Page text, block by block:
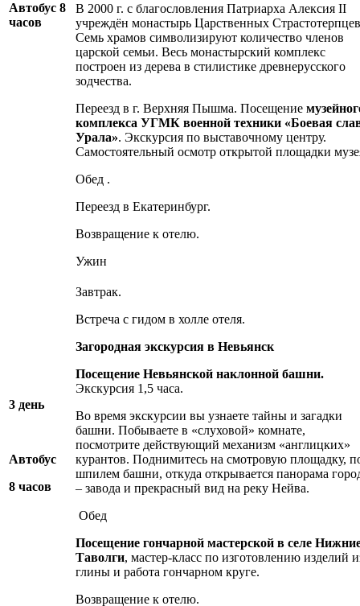
Автобус 8
часов
В 2000 г. с благословления Патриарха Алексия II
учреждён монастырь Царственных
Семь храмов символизируют количество членов
царской семьи. Весь монастырский комплекс
построен из дерева в стилистике древнерусского
зодчества.
Переезд в г. Верхняя Пышма. Посещение
комплекса УГМК военной техники «Боевая
Урала». Экскурсия по выставочному центру.
Самостоятельный осмотр открытой площадки
Обед .
Переезд в Екатеринбург.
Возвращение к отелю.
Ужин
3 день
Автобус
8 часов
Завтрак.
Встреча с гидом в холле отеля.
Загородная экскурсия в Невьянск
Посещение Невьянской наклонной башни.
Экскурсия 1,5 часа.
Во время экскурсии вы узнаете тайны и загадки
башни. Побываете в «слуховой» комнате,
посмотрите действующий механизм «англицких»
курантов. Поднимитесь на смотровую площадку,
шпилем башни, откуда открывается панорама
– завода и прекрасный вид на реку Нейва.
Обед
Посещение гончарной мастерской в селе
Таволги, мастер-класс по изготовлению изделий
глины и работа гончарном круге.
Возвращение к отелю.